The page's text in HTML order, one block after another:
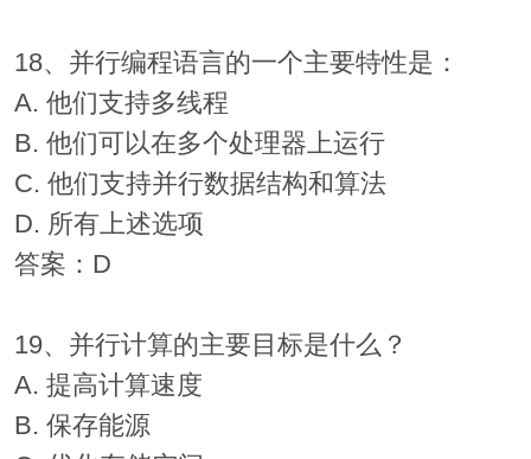
18、并行编程语言的一个主要特性是：
A. 他们支持多线程
B. 他们可以在多个处理器上运行
C. 他们支持并行数据结构和算法
D. 所有上述选项
答案：D
19、并行计算的主要目标是什么？
A. 提高计算速度
B. 保存能源